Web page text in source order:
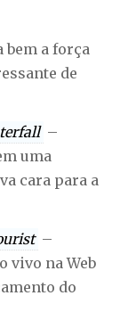
a força
de
–
uma
cara para a
–
vivo na Web
do